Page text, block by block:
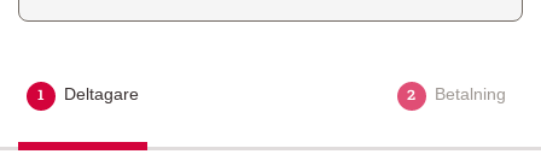
1 Aktuellt steg
Deltagare 2 Betalning